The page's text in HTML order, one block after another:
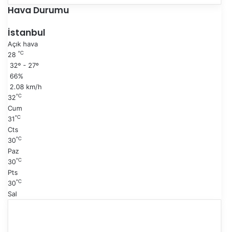
e
k
s
a
n
k
i
f
Hava Durumu
İstanbul
Açık hava
28 ℃
32º - 27º
66%
2.08 km/h
32℃
Cum
31℃
Cts
30℃
Paz
30℃
Pts
30℃
Sal